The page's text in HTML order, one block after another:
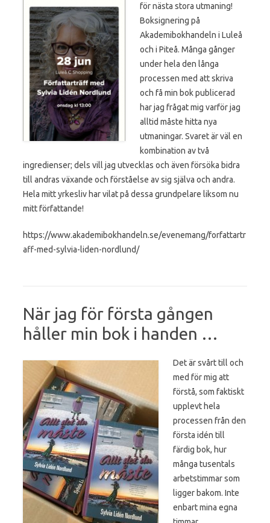
för nästa stora utmaning!
Boksignering på
Akademibokhandeln i Luleå
och i Piteå. Många gånger
under hela den långa
processen med att skriva
och få min bok publicerad
har jag frågat mig varför jag
alltid måste hitta nya
utmaningar. Svaret är väl en
kombination av två
ingredienser; dels vill jag utvecklas och även försöka bidra
till andras växande och förståelse av sig själva och andra.
Hela mitt yrkesliv har vilat på dessa grundpelare liksom nu
mitt författande!
https://www.akademibokhandeln.se/evenemang/forfattartr
aff-med-sylvia-liden-nordlund/
När jag för första gången
håller min bok i handen …
Det är svårt till och
med för mig att
förstå, som faktiskt
upplevt hela
processen från den
första idén till
färdig bok, hur
många tusentals
arbetstimmar som
ligger bakom. Inte
enbart mina egna